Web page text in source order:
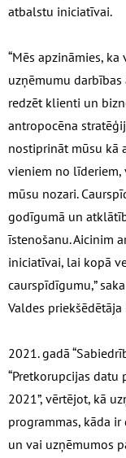
atbalstu iniciatīvai.
“Mēs apzināmies,
uzņēmumu
redzēt klienti un
antropocēna
nostiprināt mūsu kā
vieniem no
mūsu nozari.
godīgumā un
īstenošanu. Aicinim
iniciatīvai, lai kopā
caurspīdīgumu,”
Valdes priekšēdētāja
2021. gadā
“Pretkorupcijas datu
2021”, vērtējot, kā
programmas, kāda
un vai uzņēmumos